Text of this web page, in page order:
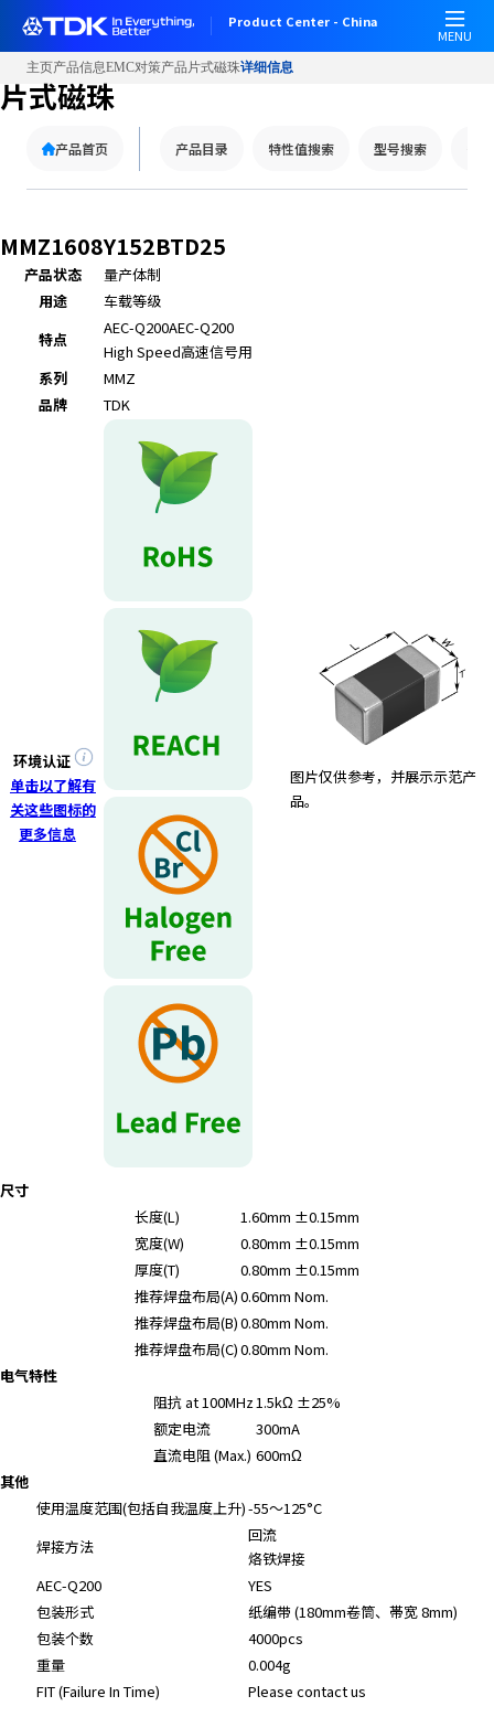
Product Center - China
MENU
主页产品信息EMC对策产品 片式磁珠详细信息
片式磁珠
产品首页 产品目录 特性值搜索 型号搜索
MMZ1608Y152BTD25
产品状态
量产体制
用途
车载等级
特点
AEC-Q200AEC-Q200
High Speed高速信号用
系列
MMZ
品牌
TDK
环境认证
单击以了解有
关这些图标的
更多信息
图片仅供参考，并展示示范产
品。
尺寸
长度(L)
1.60mm ±0.15mm
宽度(W)
0.80mm ±0.15mm
厚度(T)
0.80mm ±0.15mm
推荐焊盘布局(A)0.60mm Nom.
推荐焊盘布局(B)0.80mm Nom.
推荐焊盘布局(C)0.80mm Nom.
电气特性
阻抗 at 100MHz1.5kΩ ±25%
额定电流
300mA
直流电阻 (Max.) 600mΩ
其他
使用温度范围(包括自我温度上升)-55～125°C
焊接方法
回流
烙铁焊接
AEC-Q200
YES
包装形式
纸编带 (180mm卷筒、帯宽 8mm)
包装个数
4000pcs
重量
0.004g
FIT (Failure In Time)
Please contact us